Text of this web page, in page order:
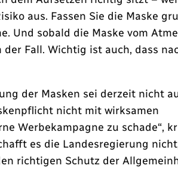
aus. Fassen Sie die Maske
Und sobald die Maske vom
Fall. Wichtig ist auch, dass
der Masken sei derzeit nicht
nicht mit wirksamen
Werbekampagne zu schade“,
es die Landesregierung
richtigen Schutz der